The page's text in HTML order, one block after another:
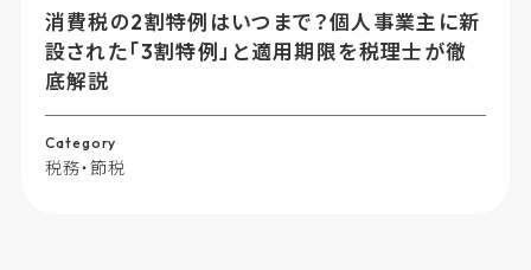
不動産所得で65万円控除を受けるには？事業
的規模の判定基準とメリットを徹底解説
Category